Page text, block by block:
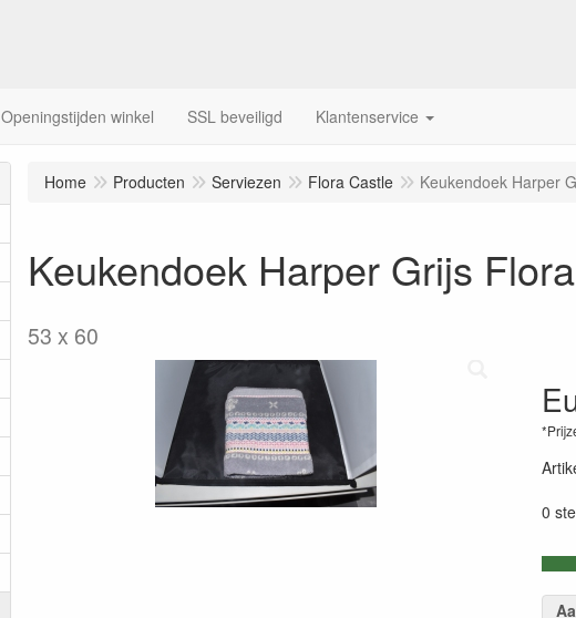
Openingstijden winkel SSL beveiligd Klantenservice
Home Producten Serviezen Flora Castle Keukendoek Harper
Keukendoek Harper Grijs
53 x 60
0